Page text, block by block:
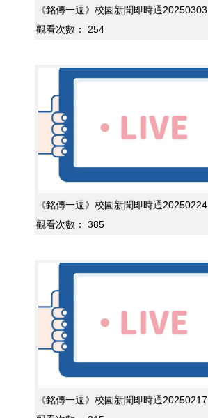
《銘傳一週》校園新聞即時通20250303
觀看次數：
254
《銘傳一週》校園新聞即時通20250224
觀看次數：
385
《銘傳一週》校園新聞即時通20250217